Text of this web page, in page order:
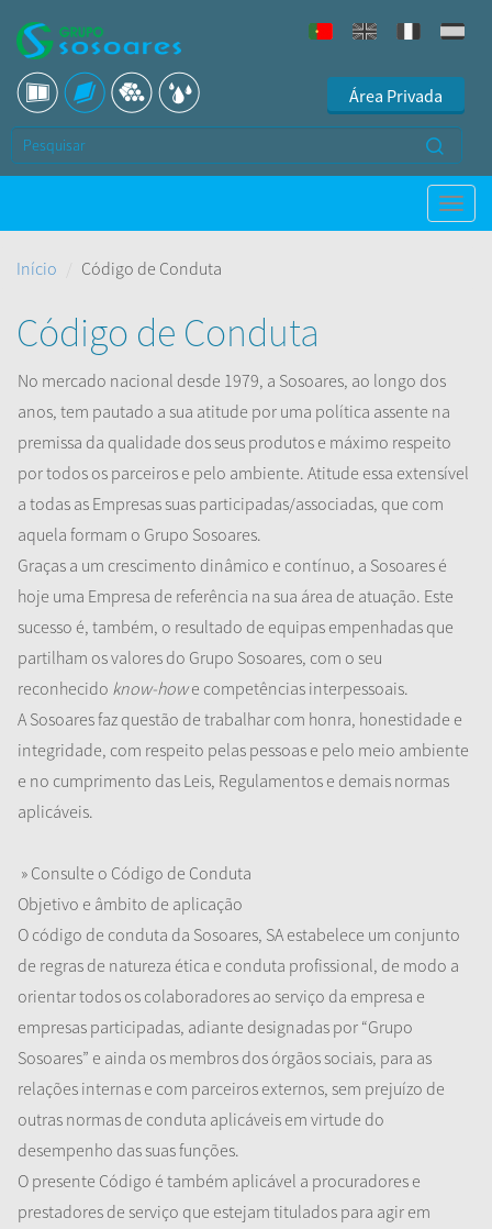
Área Privada
Início Código de Conduta
Código de Conduta
No mercado nacional desde 1979, a Sosoares, ao longo dos
anos, tem pautado a sua atitude por uma política assente na
premissa da qualidade dos seus produtos e máximo respeito
por todos os parceiros e pelo ambiente. Atitude essa extensível
a todas as Empresas suas participadas/associadas, que com
aquela formam o Grupo Sosoares.
Graças a um crescimento dinâmico e contínuo, a Sosoares é
hoje uma Empresa de referência na sua área de atuação. Este
sucesso é, também, o resultado de equipas empenhadas que
partilham os valores do Grupo Sosoares, com o seu
reconhecido know-how e competências interpessoais.
A Sosoares faz questão de trabalhar com honra, honestidade e
integridade, com respeito pelas pessoas e pelo meio ambiente
e no cumprimento das Leis, Regulamentos e demais normas
aplicáveis.
» Consulte o Código de Conduta
Objetivo e âmbito de aplicação
O código de conduta da Sosoares, SA estabelece um conjunto
de regras de natureza ética e conduta profissional, de modo a
orientar todos os colaboradores ao serviço da empresa e
empresas participadas, adiante designadas por “Grupo
Sosoares” e ainda os membros dos órgãos sociais, para as
relações internas e com parceiros externos, sem prejuízo de
outras normas de conduta aplicáveis em virtude do
desempenho das suas funções.
O presente Código é também aplicável a procuradores e
prestadores de serviço que estejam titulados para agir em